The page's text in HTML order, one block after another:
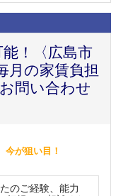
！〈広島市
月の家賃負担
問い合わせ
今が狙い目！
のご経験、能力